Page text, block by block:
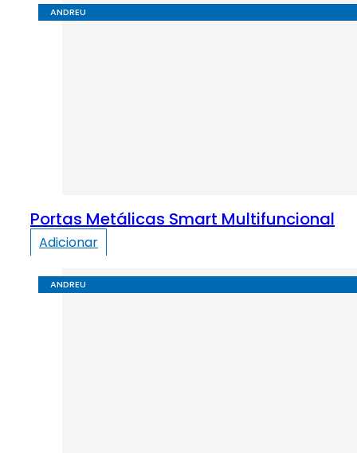
ANDREU
Portas Metálicas Smart Multifuncional
Adicionar
ANDREU